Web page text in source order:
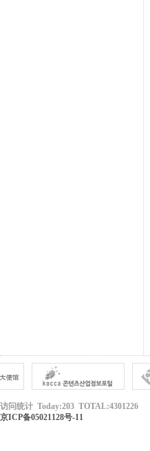
访问统计 Today:203 TOTAL:4301226
京ICP备05021128号-11